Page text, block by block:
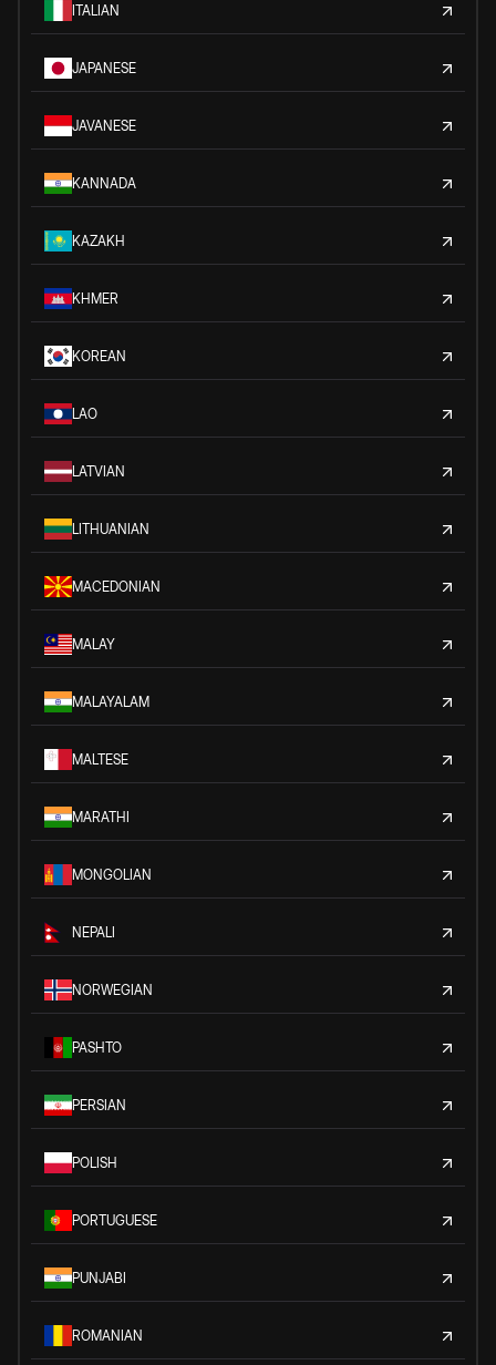
ITALIAN
JAPANESE
JAVANESE
KANNADA
KAZAKH
KHMER
KOREAN
LAO
LATVIAN
LITHUANIAN
MACEDONIAN
MALAY
MALAYALAM
MALTESE
MARATHI
MONGOLIAN
NEPALI
NORWEGIAN
PASHTO
PERSIAN
POLISH
PORTUGUESE
PUNJABI
ROMANIAN